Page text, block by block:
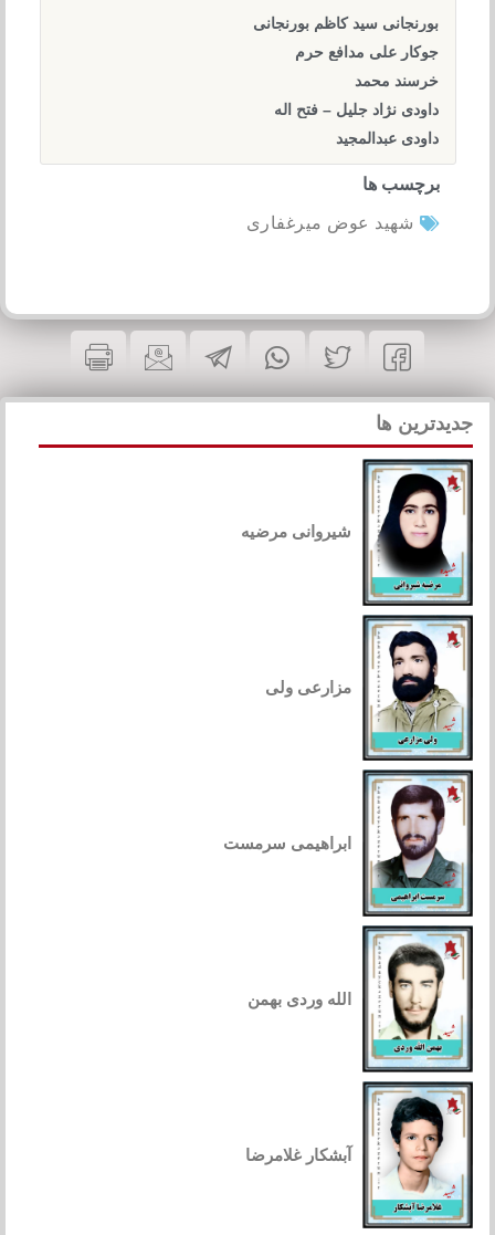
بورنجانی سید کاظم بورنجانی
جوکار علی مدافع حرم
خرسند محمد
داودی نژاد جلیل – فتح اله
داودی عبدالمجید
برچسب ها
شهید عوض میرغفاری
جدیدترین ها
شیروانی مرضیه
مزارعی ولی
ابراهیمی سرمست
الله وردی بهمن
آبشکار غلامرضا